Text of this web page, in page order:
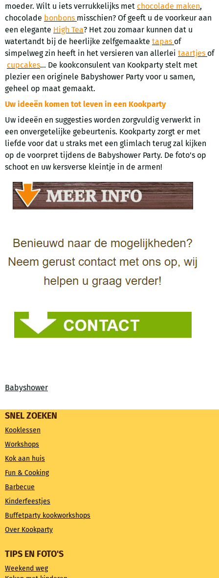
moeder. Wilt u iets verrukkelijks met chocolade maken,
chocolade bonbons misschien? Of geeft u de voorkeur aan
een elegante High Tea? Het zou zomaar kunnen dat u
watertandt bij de heerlijke zelfgemaakte tapas of
simpelweg zin heeft in het versieren van allerlei taartjes of
cupcakes... De kookconsulent van Kookparty stelt met
plezier een originele Babyshower Party voor u samen,
geheel op maat gemaakt.
Uw ideeën komen tot leven in een Kookparty
Uw ideeën en suggesties worden zorgvuldig verwerkt in
een onvergetelijke gebeurtenis. Kookparty zorgt er met
liefde voor dat u straks met een glimlach terug zal kijken
op de voorpret tijdens de Babyshower Party. De foto’s op
schoot en uw kersverse kleintje in de armen!
Babyshower
SNEL ZOEKEN
Kooklessen
Workshops
Kok aan huis
Fun & Cooking
Barbecue
Kinderfeestjes
Buffetparty kookworkshops
Over Kookparty
TIPS EN FOTO'S
Weekend weg